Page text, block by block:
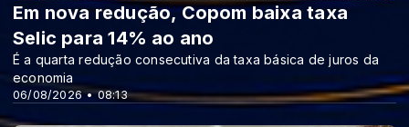
06/08/2026 • 08:13
Em nova redução, Copom baixa taxa
Selic para 14% ao ano
É a quarta redução consecutiva da taxa básica de juros da
economia